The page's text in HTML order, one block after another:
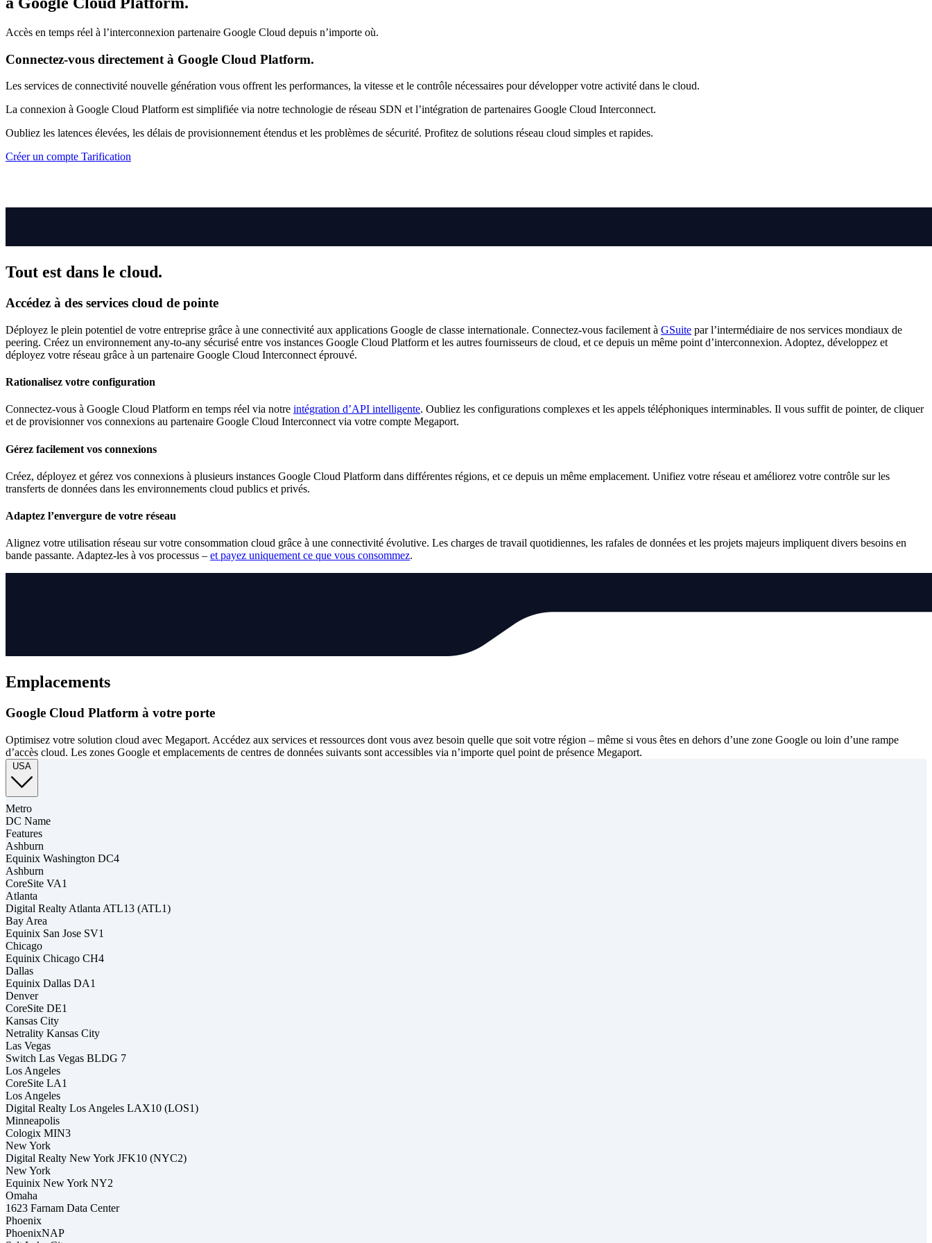
Accès en temps réel à l’interconnexion partenaire Google Cloud depuis n’importe où.
Connectez-vous directement à Google Cloud Platform.
Les services de connectivité nouvelle génération vous offrent les performances, la vitesse et le contrôle nécessaires pour développer votre activité dans le cloud.
La connexion à Google Cloud Platform est simplifiée via notre technologie de réseau SDN et l’intégration de partenaires Google Cloud Interconnect.
Oubliez les latences élevées, les délais de provisionnement étendus et les problèmes de sécurité. Profitez de solutions réseau cloud simples et rapides.
Créer un compte Tarification
Tout est dans le cloud.
Accédez à des services cloud de pointe
Déployez le plein potentiel de votre entreprise grâce à une connectivité aux applications Google de classe internationale. Connectez-vous facilement à GSuite par l’intermédiaire de nos services mondiaux de
peering. Créez un environnement any-to-any sécurisé entre vos instances Google Cloud Platform et les autres fournisseurs de cloud, et ce depuis un même point d’interconnexion. Adoptez, développez et
déployez votre réseau grâce à un partenaire Google Cloud Interconnect éprouvé.
Rationalisez votre configuration
Connectez-vous à Google Cloud Platform en temps réel via notre intégration d’API intelligente. Oubliez les configurations complexes et les appels téléphoniques interminables. Il vous suffit de pointer, de cliquer
et de provisionner vos connexions au partenaire Google Cloud Interconnect via votre compte Megaport.
Gérez facilement vos connexions
Créez, déployez et gérez vos connexions à plusieurs instances Google Cloud Platform dans différentes régions, et ce depuis un même emplacement. Unifiez votre réseau et améliorez votre contrôle sur les
transferts de données dans les environnements cloud publics et privés.
Adaptez l’envergure de votre réseau
Alignez votre utilisation réseau sur votre consommation cloud grâce à une connectivité évolutive. Les charges de travail quotidiennes, les rafales de données et les projets majeurs impliquent divers besoins en
bande passante. Adaptez-les à vos processus – et payez uniquement ce que vous consommez.
Emplacements
Google Cloud Platform à votre porte
Optimisez votre solution cloud avec Megaport. Accédez aux services et ressources dont vous avez besoin quelle que soit votre région – même si vous êtes en dehors d’une zone Google ou loin d’une rampe
d’accès cloud. Les zones Google et emplacements de centres de données suivants sont accessibles via n’importe quel point de présence Megaport.
USA
Metro
DC Name
Features
Ashburn
Equinix Washington DC4
Ashburn
CoreSite VA1
Atlanta
Digital Realty Atlanta ATL13 (ATL1)
Bay Area
Equinix San Jose SV1
Chicago
Equinix Chicago CH4
Dallas
Equinix Dallas DA1
Denver
CoreSite DE1
Kansas City
Netrality Kansas City
Las Vegas
Switch Las Vegas BLDG 7
Los Angeles
CoreSite LA1
Los Angeles
Digital Realty Los Angeles LAX10 (LOS1)
Minneapolis
Cologix MIN3
New York
Digital Realty New York JFK10 (NYC2)
New York
Equinix New York NY2
Omaha
1623 Farnam Data Center
Phoenix
PhoenixNAP